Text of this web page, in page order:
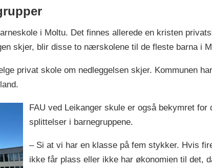
i Moltu. Det finnes allerede en kristen
skjer, blir disse to nærskolene til de fleste barna i
privat skole om nedleggelsen skjer. Kommunen
FAU ved Leikanger skule er også bekymret
splittelser i barnegruppene.
– Si at vi har en klasse på fem stykker. Hvis
ikke får plass eller ikke har økonomien til det,